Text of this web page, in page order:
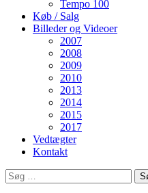
Tempo 100
Køb / Salg
Billeder og Videoer
2007
2008
2009
2010
2013
2014
2015
2017
Vedtægter
Kontakt
Søg
efter: